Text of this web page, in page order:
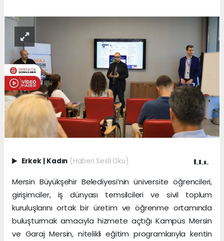
Erkek Kadın (Haberi Sesli Oku)
Mersin Büyükşehir Belediyesi’nin üniversite öğrencileri,
girişimciler, iş dünyası temsilcileri ve sivil toplum
kuruluşlarını ortak bir üretim ve öğrenme ortamında
buluşturmak amacıyla hizmete açtığı Kampüs Mersin
ve Garaj Mersin, nitelikli eğitim programlarıyla kentin